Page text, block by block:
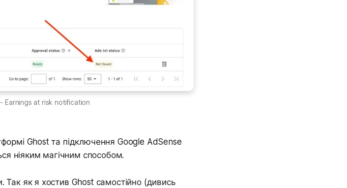
Earnings at risk notification
Ghost та підключення Google AdSense
ніяким магічним способом.
Так як я хостив Ghost самостійно (дивись